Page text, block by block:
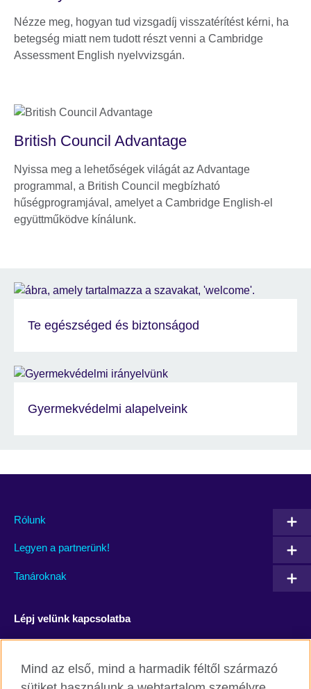
Nézze meg, hogyan tud vizsgadíj visszatérítést kérni, ha
betegség miatt nem tudott részt venni a Cambridge
Assessment English nyelvvizsgán.
British Council Advantage
Nyissa meg a lehetőségek világát az Advantage
programmal, a British Council megbízható
hűségprogramjával, amelyet a Cambridge English-el
együttműködve kínálunk.
Te egészséged és biztonságod
Gyermekvédelmi alapelveink
Rólunk
Legyen a partnerünk!
Tanároknak
Lépj velünk kapcsolatba
Instagram Blog
Mind az első, mind a harmadik féltől származó